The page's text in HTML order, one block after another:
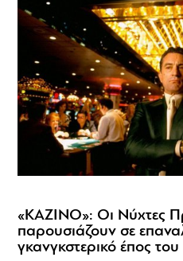
«ΚΑΖΙΝΟ»: Οι Νύχτες
παρουσιάζουν σε
γκανγκστερικό έπος